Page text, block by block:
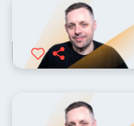
Nowy Świat po
Nowy Świat po